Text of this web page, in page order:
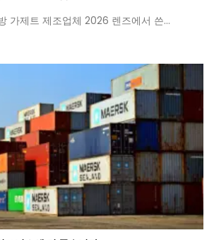
가제트 제조업체 2026 렌즈에서 쓴...